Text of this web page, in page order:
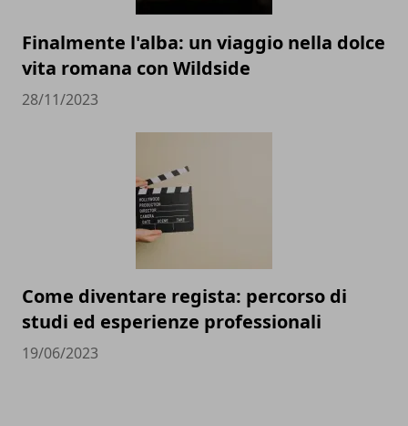
Finalmente l'alba: un viaggio nella dolce
vita romana con Wildside
28/11/2023
Come diventare regista: percorso di
studi ed esperienze professionali
19/06/2023